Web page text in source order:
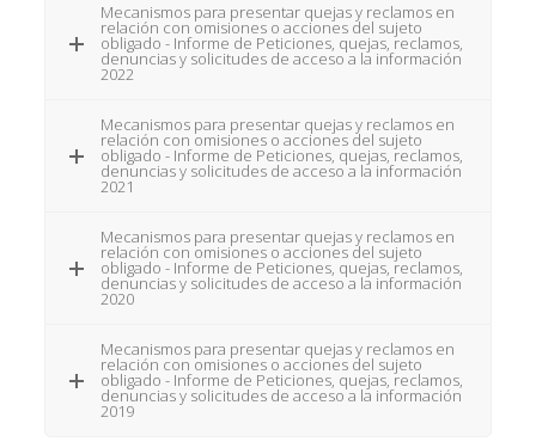
Mecanismos para presentar quejas y reclamos en
relación con omisiones o acciones del sujeto
obligado - Informe de Peticiones, quejas, reclamos,
denuncias y solicitudes de acceso a la información
2022
Mecanismos para presentar quejas y reclamos en
relación con omisiones o acciones del sujeto
obligado - Informe de Peticiones, quejas, reclamos,
denuncias y solicitudes de acceso a la información
2021
Mecanismos para presentar quejas y reclamos en
relación con omisiones o acciones del sujeto
obligado - Informe de Peticiones, quejas, reclamos,
denuncias y solicitudes de acceso a la información
2020
Mecanismos para presentar quejas y reclamos en
relación con omisiones o acciones del sujeto
obligado - Informe de Peticiones, quejas, reclamos,
denuncias y solicitudes de acceso a la información
2019